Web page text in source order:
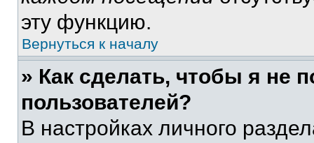
эту функцию.
Вернуться к началу
» Как сделать, чтобы я не
пользователей?
В настройках личного